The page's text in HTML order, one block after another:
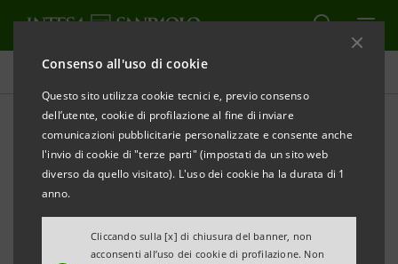
Consenso all'uso di cookie
Questo sito utilizza cookie tecnici e, previo consenso
dell’utente, cookie di profilazione al fine di inviare
comunicazioni pubblicitarie personalizzate e consente anche
l'invio di cookie di "terze parti" (impostati da un sito web
diverso da quello visitato). L'uso dei cookie ha la durata di 1
anno.
Cliccando sulla [x] di chiusura del banner, non
acconsenti all’uso dei cookie di profilazione. Non
Comunicati stampa
STAMPA AGGIORNA
COMUNICATO STAMPA
BANCA DI TRENTO E BOLZANO:
Roberto Dal Mas entra nel CdA